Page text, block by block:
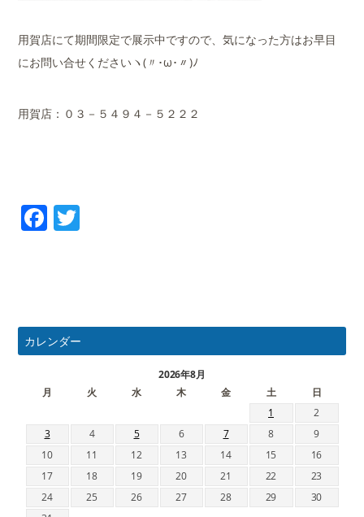
用賀店にて期間限定で展示中ですので、気になった方はお早目
にお問い合せくださいヽ(〃･ω･〃)ﾉ
用賀店：０３－５４９４－５２２２
Facebook
カレンダー
2026年8月
月
火 水 木 金 土
日
1
2
3
4 5 6 7 8
9
10
11 12 13 14 15
16
17
18 19 20 21 22
23
24
25 26 27 28 29
30